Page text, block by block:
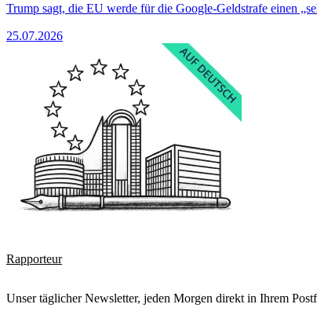
Trump sagt, die EU werde für die Google-Geldstrafe einen
25.07.2026
Rapporteur
Unser täglicher Newsletter, jeden Morgen direkt in Ihrem